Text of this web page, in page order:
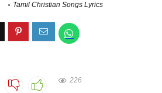
Tamil Christian Songs Lyrics
226